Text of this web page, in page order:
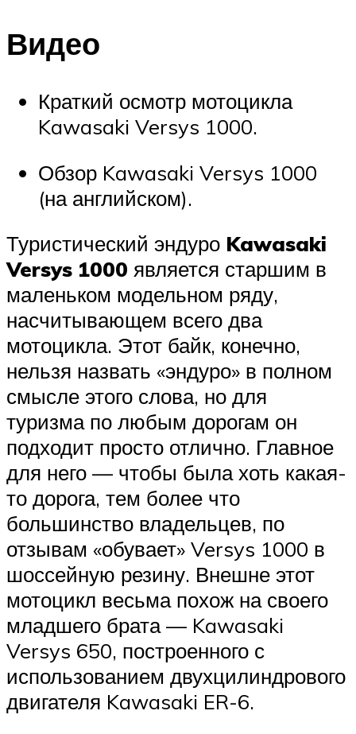
Видео
Краткий осмотр мотоцикла
Kawasaki Versys 1000.
Обзор Kawasaki Versys 1000
(на английском).
Туристический эндуро Kawasaki
Versys 1000 является старшим в
маленьком модельном ряду,
насчитывающем всего два
мотоцикла. Этот байк, конечно,
нельзя назвать «эндуро» в полном
смысле этого слова, но для
туризма по любым дорогам он
подходит просто отлично. Главное
для него — чтобы была хоть какая-
то дорога, тем более что
большинство владельцев, по
отзывам «обувает» Versys 1000 в
шоссейную резину. Внешне этот
мотоцикл весьма похож на своего
младшего брата — Kawasaki
Versys 650, построенного с
использованием двухцилиндрового
двигателя Kawasaki ER-6.